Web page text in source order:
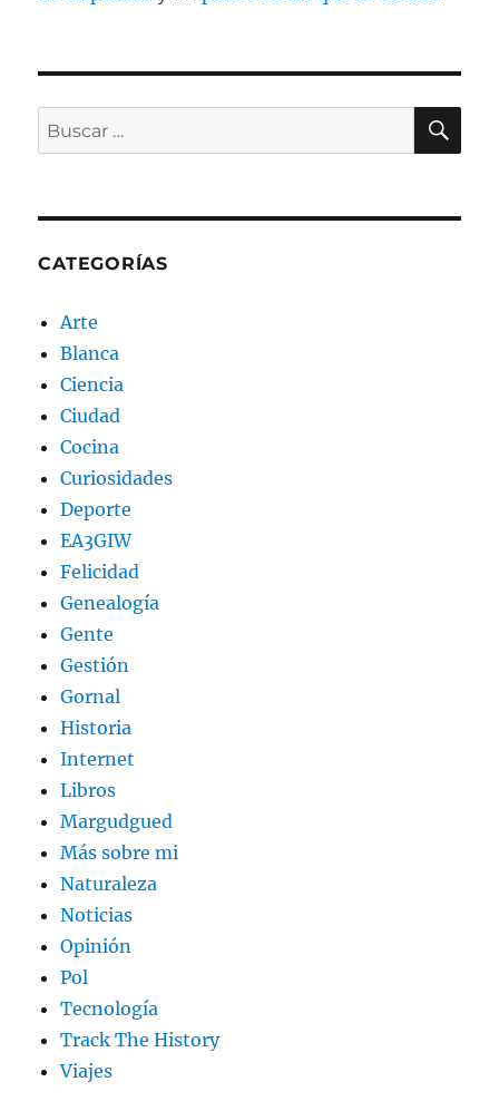
Buscar
por:
CATEGORÍAS
Arte
Blanca
Ciencia
Ciudad
Cocina
Curiosidades
Deporte
EA3GIW
Felicidad
Genealogía
Gente
Gestión
Gornal
Historia
Internet
Libros
Margudgued
Más sobre mi
Naturaleza
Noticias
Opinión
Pol
Tecnología
Track The History
Viajes